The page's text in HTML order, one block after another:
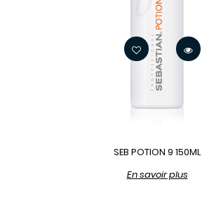
SEB POTION 9 150ML
En savoir plus